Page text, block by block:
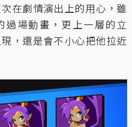
在劇情演出上的用心，雖
過場動畫，更上一層的立
，還是會不小心把他拉近